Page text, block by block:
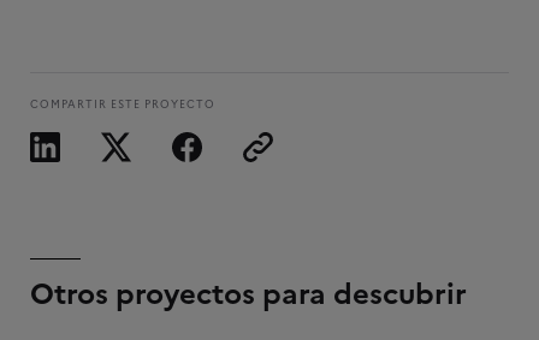
COMPARTIR ESTE PROYECTO
Otros proyectos para descubrir